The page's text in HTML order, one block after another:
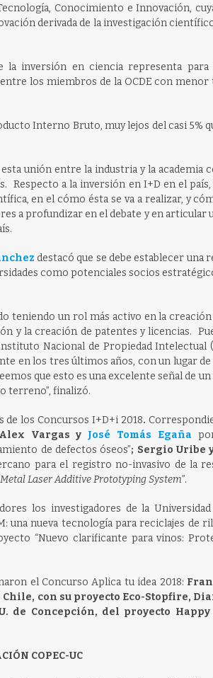
Conocimiento e Innovación,
derivada de la investigación
la inversión en ciencia representa
los miembros de la OCDE con menor
Interno Bruto, muy lejos del casi 5%
unión entre la industria y la academia
a la inversión en I+D en el
en el cómo ésta se va a realizar, y
a profundizar en el debate y en
destacó que se debe establecer
como potenciales socios
teniendo un rol más activo en la
y la creación de patentes y licencias.
Nacional de Propiedad
en los tres últimos años, con un lugar
que esto es una excelente señal de
terreno”, finalizó.
de los Concursos I+D+i 2018.
Vargas y José Tomás Egaña
de defectos óseos”; Sergio Uribe
para el registro no-invasivo de la
Metal Laser Additive Prototyping System”.
los investigadores de la
una nueva tecnología para reciclajes de
“Nuevo clarificante para vinos:
el Concurso Aplica tu idea 2018:
con su proyecto Eco-Stopfire,
de Concepción, del proyecto
COPEC-UC